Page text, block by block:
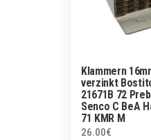
Klammern
verzinkt
21671B 72
Senco C BeA
71 KMR M
26.00€